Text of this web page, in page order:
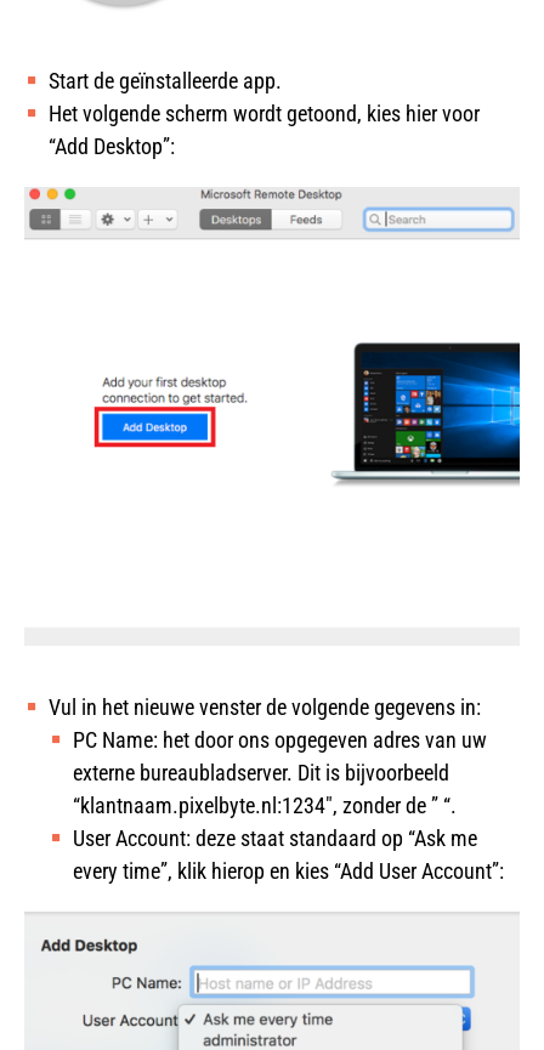
Start de geïnstalleerde app.
Het volgende scherm wordt getoond, kies hier voor
“Add Desktop”:
Vul in het nieuwe venster de volgende gegevens in:
PC Name: het door ons opgegeven adres van uw
externe bureaubladserver. Dit is bijvoorbeeld
“klantnaam.pixelbyte.nl:1234″, zonder de ” “.
User Account: deze staat standaard op “Ask me
every time”, klik hierop en kies “Add User Account”: